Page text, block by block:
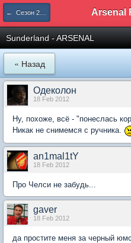
← Сезон 2011/12
Sunderland - ARSENAL
« Назад
Одеколон
18 Feb 2012
Ну, похоже, всё - "понеслась
Никак не снимемся с ручника.
an1mal1tY
18 Feb 2012
Про Челси не забудь...
gaver
18 Feb 2012
да простите меня за черный